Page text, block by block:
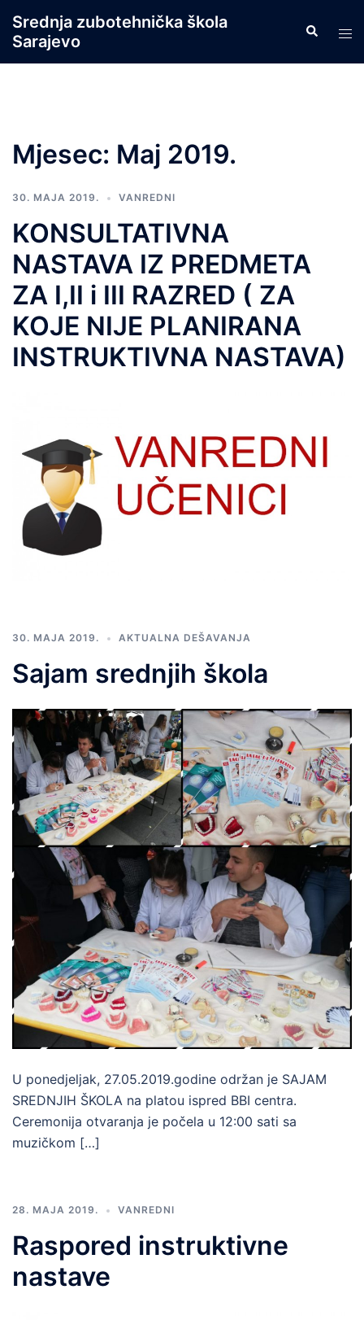
content
Srednja zubotehnička škola
Sarajevo
Search
Mjesec: Maj 2019.
30. MAJA 2019. VANREDNI
KONSULTATIVNA
NASTAVA IZ PREDMETA
ZA I,II i III RAZRED ( ZA
KOJE NIJE PLANIRANA
INSTRUKTIVNA NASTAVA)
30. MAJA 2019. AKTUALNA DEŠAVANJA
Sajam srednjih škola
U ponedjeljak, 27.05.2019.godine održan je SAJAM
SREDNJIH ŠKOLA na platou ispred BBI centra.
Ceremonija otvaranja je počela u 12:00 sati sa
muzičkom […]
28. MAJA 2019. VANREDNI
Raspored instruktivne
nastave